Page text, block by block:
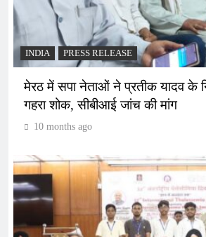
INDIA PRESS RELEASE
मेरठ में सपा नेताओं ने प्रतीक यादव के
गहरा शोक, सीबीआई जांच की मांग
10 months ago